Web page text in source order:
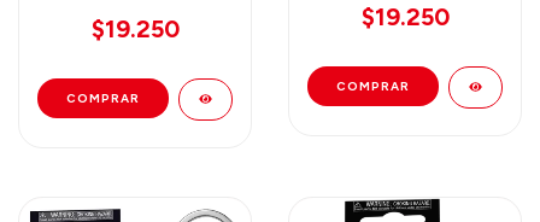
- Llavero Funko
$19.250
Llavero Funko
$19.250